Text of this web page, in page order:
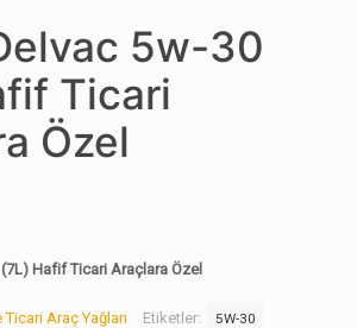
5w-30
Ticari
Özel
Hafif Ticari Araçlara Özel
Ticari Araç Yağları Etiketler: 5W-30